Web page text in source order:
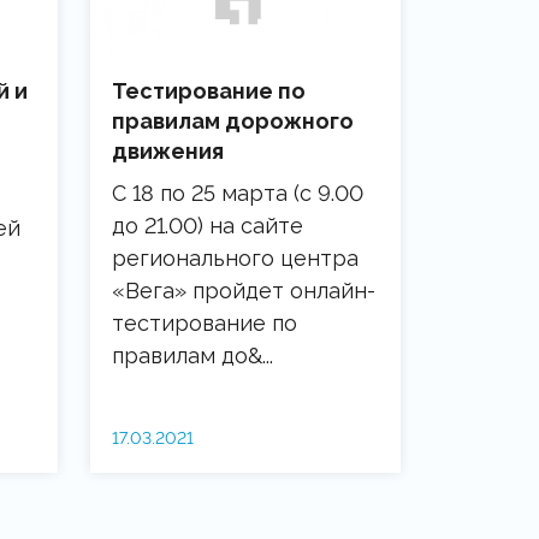
и
Тестирование по
правилам дорожного
движения
С 18 по 25 марта (с 9.00
до 21.00) на сайте
регионального центра
«Вега» пройдет онлайн-
тестирование по
правилам до&...
17.03.2021